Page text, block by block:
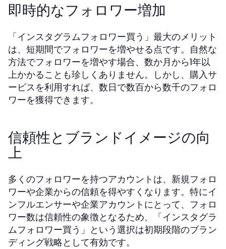
即時的なフォロワー増加
「インスタグラムフォロワー買う」最大のメリット
は、短期間でフォロワーを増やせる点です。自然な
方法でフォロワーを増やす場合、数か月から1年以
上かかることも珍しくありません。しかし、購入サ
ービスを利用すれば、数日で数百から数千のフォロ
ワーを獲得できます。
信頼性とブランドイメージの向
上
多くのフォロワーを持つアカウントは、新規フォロ
ワーや企業からの信頼を得やすくなります。特にイ
ンフルエンサーや企業アカウントにとって、フォロ
ワー数は信頼性の象徴となるため、「インスタグラ
ムフォロワー買う」という選択は初期段階のブラン
ディング戦略として有効です。